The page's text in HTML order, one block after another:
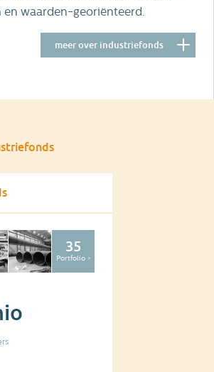
35
Portfolio >
waarden-georiënteerd.
meer over industriefonds